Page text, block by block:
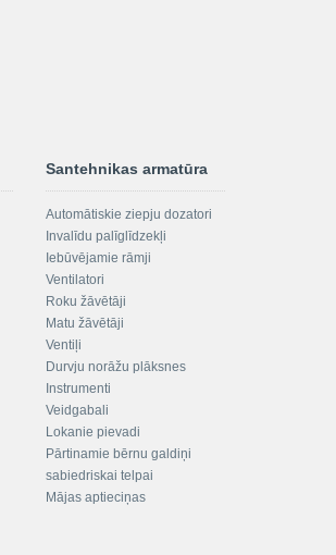
Santehnikas armatūra
Automātiskie ziepju dozatori
Invalīdu palīglīdzekļi
Iebūvējamie rāmji
Ventilatori
Roku žāvētāji
Matu žāvētāji
Ventiļi
Durvju norāžu plāksnes
Instrumenti
Veidgabali
Lokanie pievadi
Pārtinamie bērnu galdiņi
sabiedriskai telpai
Mājas aptieciņas